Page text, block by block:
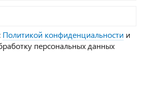
Политикой конфиденциальности и
персональных данных